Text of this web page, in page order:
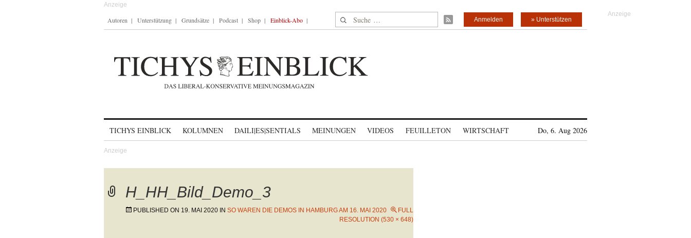
Autoren Unterstützung Grundsätze Podcast Shop Einblick-Abo Suche nach: » Unterstützen
Anmelden
TICHYS EINBLICK KOLUMNEN DAILI|ES|SENTIALS MEINUNGEN VIDEOS FEUILLETON WIRTSCHAFT Do, 6. Aug 2026
H_HH_Bild_Demo_3
PUBLISHED ON 19. MAI 2020 IN SO WAREN DIE DEMOS IN HAMBURG AM 16. MAI 2020
FULL
RESOLUTION (530 × 648)